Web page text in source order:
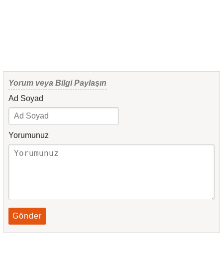
Yorum veya Bilgi Paylaşın
Ad Soyad
Yorumunuz
Gönder